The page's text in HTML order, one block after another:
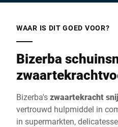
WAAR IS DIT GOED VOOR?
Bizerba
Bizerba'szwaartekracht
vertrouwd hulpmiddel in
in supermarkten,